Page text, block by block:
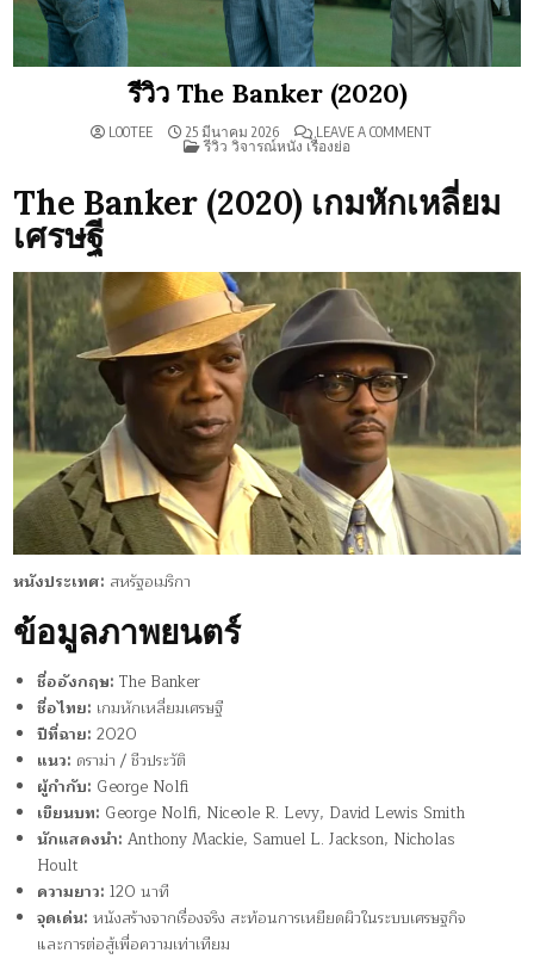
รีวิว The Banker (2020)
LOOTEE 25 มีนาคม 2026 LEAVE A COMMENTON
(2020)
POSTED
รีวิว วิจารณ์หนัง เรื่องย่อ
The Banker (2020) เกมหักเหลี่ยม
เศรษฐี
หนังประเทศ: สหรัฐอเมริกา
ข้อมูลภาพยนตร์
ชื่ออังกฤษ: The Banker
ชื่อไทย: เกมหักเหลี่ยมเศรษฐี
ปีที่ฉาย: 2020
แนว: ดราม่า / ชีวประวัติ
ผู้กำกับ: George Nolfi
เขียนบท: George Nolfi, Niceole R. Levy, David Lewis Smith
นักแสดงนำ: Anthony Mackie, Samuel L. Jackson, Nicholas
Hoult
ความยาว: 120 นาที
จุดเด่น: หนังสร้างจากเรื่องจริง สะท้อนการเหยียดผิวในระบบเศรษฐกิจ
และการต่อสู้เพื่อความเท่าเทียม